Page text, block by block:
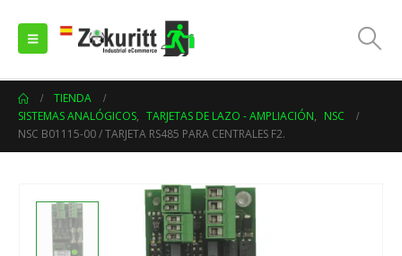
TIENDA
SISTEMAS ANALÓGICOS, TARJETAS DE LAZO - AMPLIACIÓN, NSC
NSC B01115-00 / TARJETA RS485 PARA CENTRALES F2.